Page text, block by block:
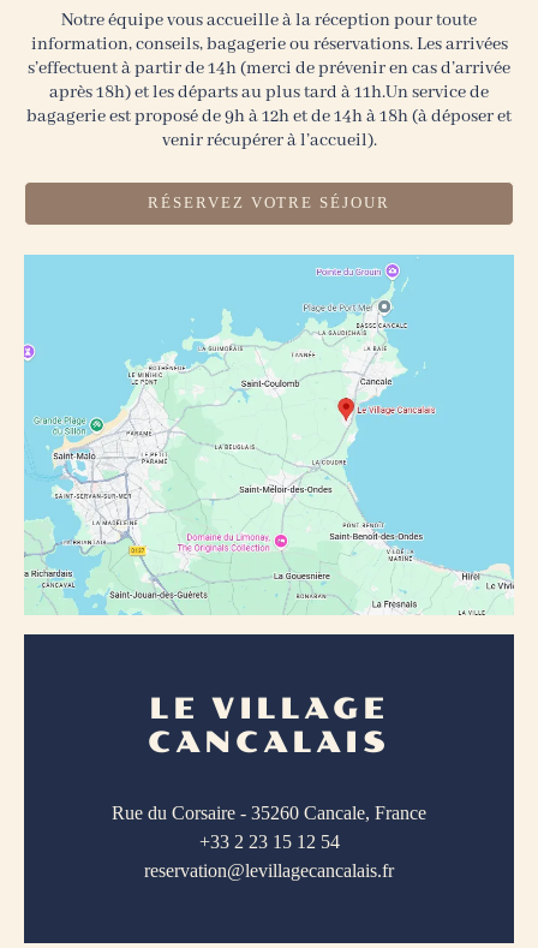
Notre équipe vous accueille à la réception pour toute
information, conseils, bagagerie ou réservations. Les arrivées
s’effectuent à partir de 14h (merci de prévenir en cas d’arrivée
après 18h) et les départs au plus tard à 11h.Un service de
bagagerie est proposé de 9h à 12h et de 14h à 18h (à déposer et
venir récupérer à l’accueil).
RÉSERVEZ VOTRE SÉJOUR
LE VILLAGE
CANCALAIS
Rue du Corsaire - 35260 Cancale, France
+33 2 23 15 12 54
reservation@levillagecancalais.fr